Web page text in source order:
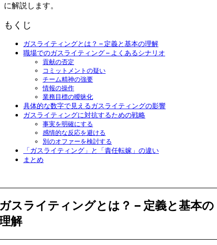
に解説します。
もくじ
ガスライティングとは？ – 定義と基本の理解
職場でのガスライティング – よくあるシナリオ
貢献の否定
コミットメントの疑い
チーム精神の強要
情報の操作
業務目標の曖昧化
具体的な数字で見えるガスライティングの影響
ガスライティングに対抗するための戦略
事実を明確にする
感情的な反応を避ける
別のオファーを検討する
「ガスライティング」と「責任転嫁」の違い
まとめ
スライティングとは？ – 定義と基本の
解